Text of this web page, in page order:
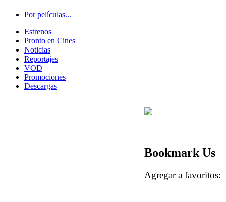
Por películas...
Estrenos
Pronto en Cines
Noticias
Reportajes
VOD
Promociones
Descargas
Bookmark Us
Agregar a